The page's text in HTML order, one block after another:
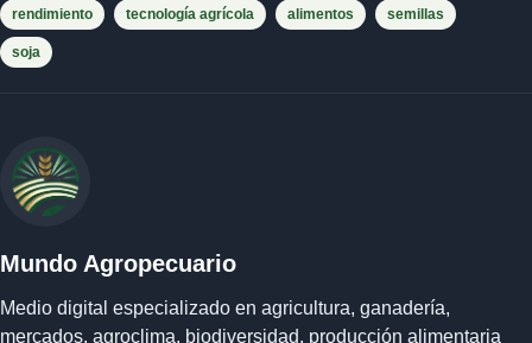
rendimiento tecnología agrícola alimentos semillas
soja
Mundo Agropecuario
Medio digital especializado en agricultura, ganadería,
mercados, agroclima, biodiversidad, producción alimentaria